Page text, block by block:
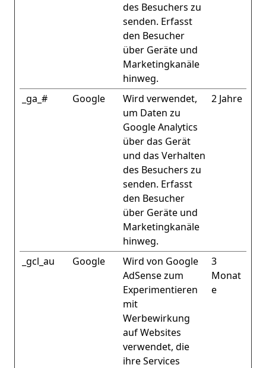
des Besuchers zu
senden. Erfasst
den Besucher
über Geräte und
Marketingkanäle
hinweg.
_ga_# Google
Wird verwendet,
um Daten zu
Google Analytics
über das Gerät
und das Verhalten
des Besuchers zu
senden. Erfasst
den Besucher
über Geräte und
Marketingkanäle
hinweg.
2 Jahre
_gcl_au Google
Wird von Google
AdSense zum
Experimentieren
mit
Werbewirkung
auf Websites
verwendet, die
ihre Services
3
Monat
e